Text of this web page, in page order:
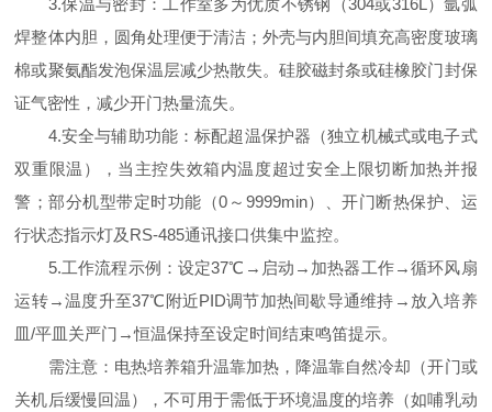
3.保温与密封：工作室多为优质不锈钢（304或316L）氩弧
焊整体内胆，圆角处理便于清洁；外壳与内胆间填充高密度玻璃
棉或聚氨酯发泡保温层减少热散失。硅胶磁封条或硅橡胶门封保
证气密性，减少开门热量流失。
4.安全与辅助功能：标配超温保护器（独立机械式或电子式
双重限温），当主控失效箱内温度超过安全上限切断加热并报
警；部分机型带定时功能（0～9999min）、开门断热保护、运
行状态指示灯及RS-485通讯接口供集中监控。
5.工作流程示例：设定37℃→启动→加热器工作→循环风扇
运转→温度升至37℃附近PID调节加热间歇导通维持→放入培养
皿/平皿关严门→恒温保持至设定时间结束鸣笛提示。
需注意：电热培养箱升温靠加热，降温靠自然冷却（开门或
关机后缓慢回温），不可用于需低于环境温度的培养（如哺乳动